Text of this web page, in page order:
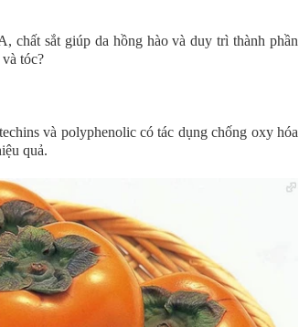
chất sắt giúp da hồng hào và duy trì thành phần
tóc?
và polyphenolic có tác dụng chống oxy hóa
quả.